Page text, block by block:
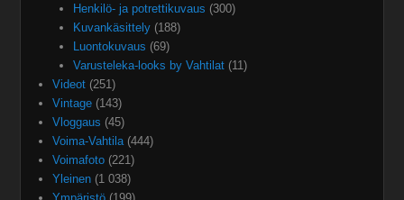
Henkilö- ja potrettikuvaus (300)
Kuvankäsittely(188)
Luontokuvaus (69)
Varusteleka-looks by Vahtilat(11)
Videot (251)
Vintage (143)
Vloggaus (45)
Voima-Vahtila (444)
Voimafoto (221)
Yleinen (1 038)